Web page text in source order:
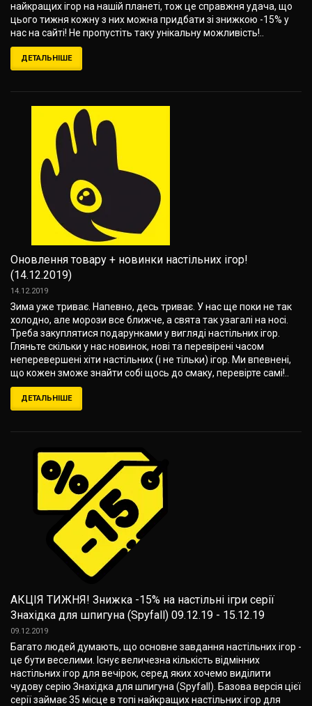
найкращих ігор на нашій планеті, тож це справжня удача, що
цього тижня кожну з них можна придбати зі знижкою -15% у
нас на сайті! Не пропустіть таку унікальну можливість!..
ДЕТАЛЬНІШЕ
Оновлення товару + новинки настільних ігор!
(14.12.2019)
14.12.2019
Зима уже триває. Напевно, десь триває. У нас ще поки не так
холодно, але морози все ближче, а свята так узагалі на носі.
Треба закуплятися подарунками у вигляді настільних ігор.
Гляньте скільки у нас новинок, нові та перевірені часом
неперевершені хіти настільних (і не тільки) ігор. Ми впевнені,
що кожен зможе знайти собі щось до смаку, перевірте самі!..
ДЕТАЛЬНІШЕ
АКЦІЯ ТИЖНЯ! Знижка -15% на настільні ігри серії
Знахідка для шпигуна (Spyfall) 09.12.19 - 15.12.19
09.12.2019
Багато людей думають, що основне завдання настільних ігор -
це бути веселими. Існує величезна кількість відмінних
настільних ігор для вечірок, серед яких хочемо виділити
чудову серію Знахідка для шпигуна (Spyfall). Базова версія цієї
серії займає 35 місце в топі найкращих настільних ігор для